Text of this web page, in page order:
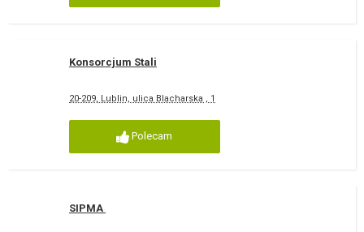
Konsorcjum Stali
20-209, Lublin, ulica Blacharska , 1
Polecam
SIPMA